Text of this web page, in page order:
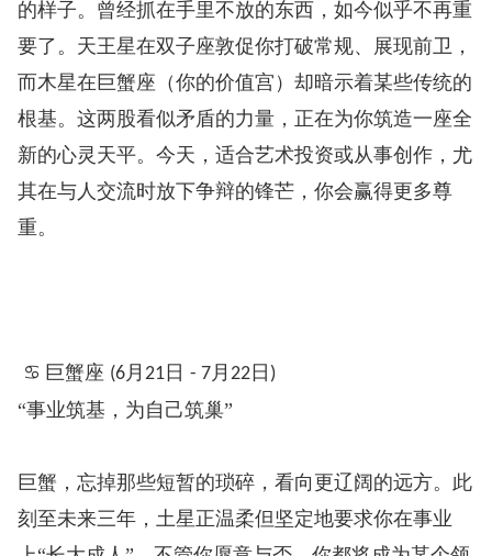
的样子。曾经抓在手里不放的东西，如今似乎不再重
要了。天王星在双子座敦促你打破常规、展现前卫，
而木星在巨蟹座（你的价值宫）却暗示着某些传统的
根基。这两股看似矛盾的力量，正在为你筑造一座全
新的心灵天平。今天，适合艺术投资或从事创作，尤
其在与人交流时放下争辩的锋芒，你会赢得更多尊
重。
♋ 巨蟹座 (6 月 21日 - 7 月 22日 )
“事业筑基，为自己筑巢”
巨蟹，忘掉那些短暂的琐碎，看向更辽阔的远方。此
刻至未来三年，土星正温柔但坚定地要求你在事业